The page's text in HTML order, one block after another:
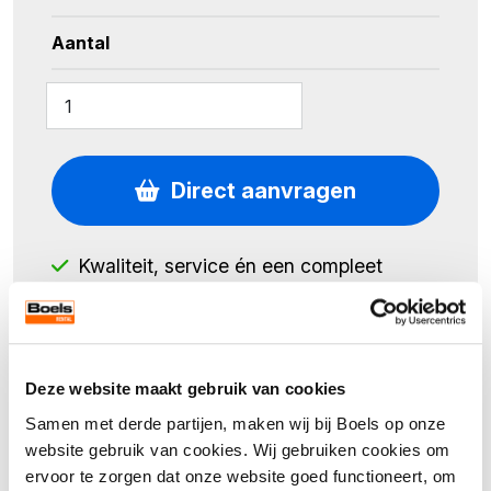
Deze website maakt gebruik van cookies
Samen met derde partijen, maken wij bij Boels op onze
website gebruik van cookies. Wij gebruiken cookies om
ervoor te zorgen dat onze website goed functioneert, om
Afmetingen: 80 × 70 × 103 cm (b × d × h)
Geschikt voor professioneel en intensief
Aantal
Direct aanvragen
Kwaliteit, service én een compleet
Specificaties
Breedte 80 cm